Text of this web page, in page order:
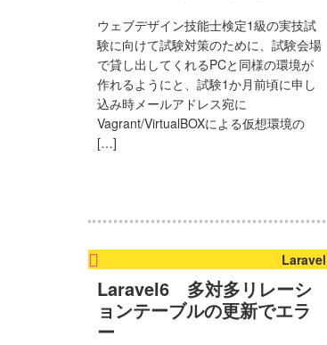
ウェブデザイン技能士検定1級の実技試
験に向けて試験対策のために、試験会場
で貸し出してくれるPCと同様の環境が
作れるようにと、試験1か月前頃に申し
込み時メールアドレス宛に
Vagrant/VirtualBOXによる仮想環境の
[…]
Laravel
Laravel6 多対多リレーシ
ョンテーブルの更新でエラ
ー